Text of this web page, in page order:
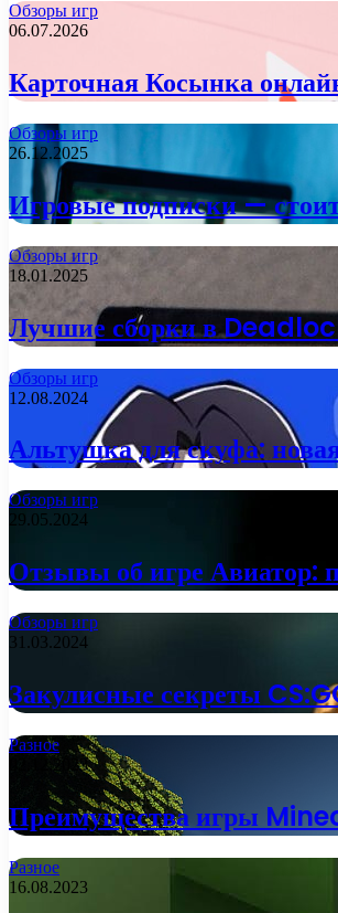
Обзоры игр
06.07.2026
Карточная Косынка
Обзоры игр
26.12.2025
Игровые подписки —
Обзоры игр
18.01.2025
Лучшие сборки в
Обзоры игр
12.08.2024
Альтушка для скуфа:
Обзоры игр
29.05.2024
Отзывы об игре Авиатор:
Обзоры игр
31.03.2024
Закулисные секреты
Разное
02.12.2023
Преимущества игры
Разное
16.08.2023